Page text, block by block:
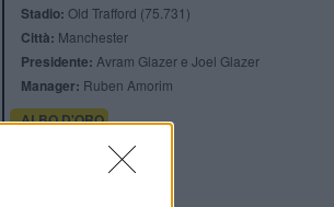
Stadio: Old Trafford (75.731)
Città: Manchester
Presidente: Avram Glazer e Joel Glazer
Manager: Ruben Amorim
ALBO D'ORO
Premier League:
20